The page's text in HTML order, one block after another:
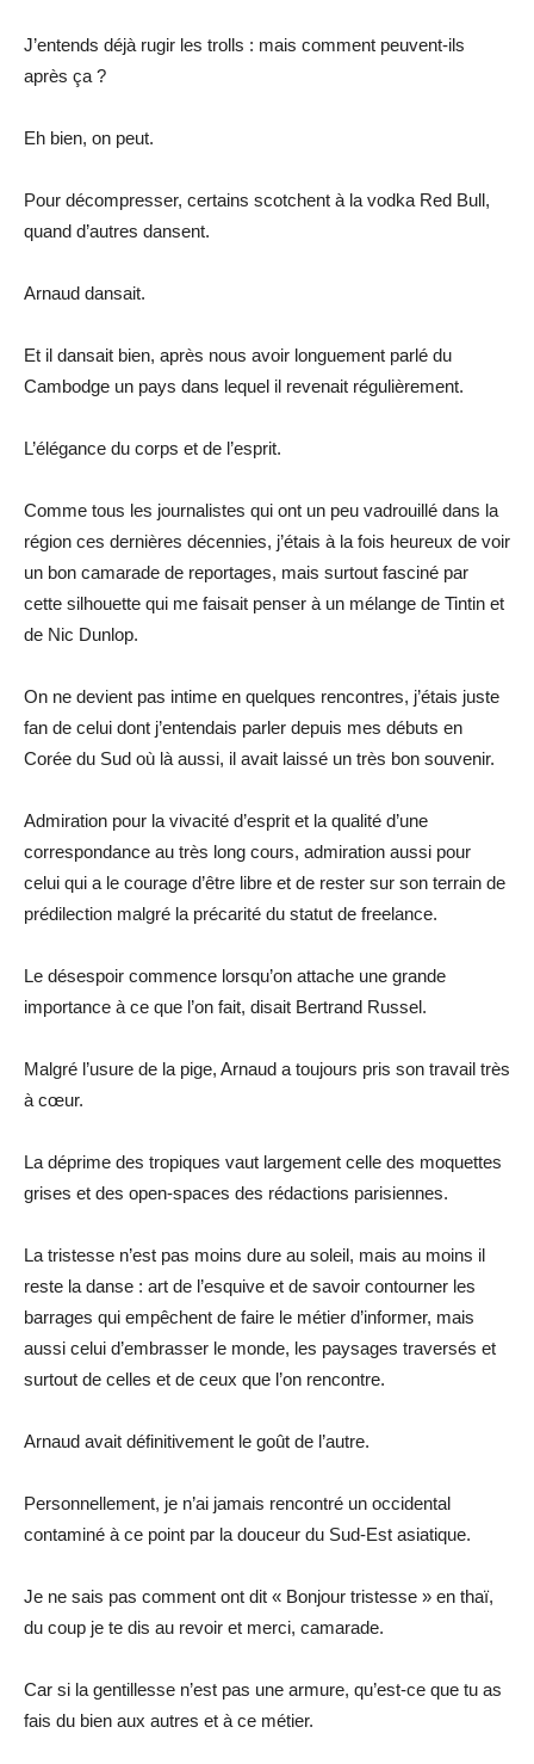
J’entends déjà rugir les trolls : mais comment peuvent-ils
après ça ?
Eh bien, on peut.
Pour décompresser, certains scotchent à la vodka Red Bull,
quand d’autres dansent.
Arnaud dansait.
Et il dansait bien, après nous avoir longuement parlé du
Cambodge un pays dans lequel il revenait régulièrement.
L’élégance du corps et de l’esprit.
Comme tous les journalistes qui ont un peu vadrouillé dans la
région ces dernières décennies, j’étais à la fois heureux de voir
un bon camarade de reportages, mais surtout fasciné par
cette silhouette qui me faisait penser à un mélange de Tintin et
de Nic Dunlop.
On ne devient pas intime en quelques rencontres, j’étais juste
fan de celui dont j’entendais parler depuis mes débuts en
Corée du Sud où là aussi, il avait laissé un très bon souvenir.
Admiration pour la vivacité d’esprit et la qualité d’une
correspondance au très long cours, admiration aussi pour
celui qui a le courage d’être libre et de rester sur son terrain de
prédilection malgré la précarité du statut de freelance.
Le désespoir commence lorsqu’on attache une grande
importance à ce que l’on fait, disait Bertrand Russel.
Malgré l’usure de la pige, Arnaud a toujours pris son travail très
à cœur.
La déprime des tropiques vaut largement celle des moquettes
grises et des open-spaces des rédactions parisiennes.
La tristesse n’est pas moins dure au soleil, mais au moins il
reste la danse : art de l’esquive et de savoir contourner les
barrages qui empêchent de faire le métier d’informer, mais
aussi celui d’embrasser le monde, les paysages traversés et
surtout de celles et de ceux que l’on rencontre.
Arnaud avait définitivement le goût de l’autre.
Personnellement, je n’ai jamais rencontré un occidental
contaminé à ce point par la douceur du Sud-Est asiatique.
Je ne sais pas comment ont dit « Bonjour tristesse » en thaï,
du coup je te dis au revoir et merci, camarade.
Car si la gentillesse n’est pas une armure, qu’est-ce que tu as
fais du bien aux autres et à ce métier.